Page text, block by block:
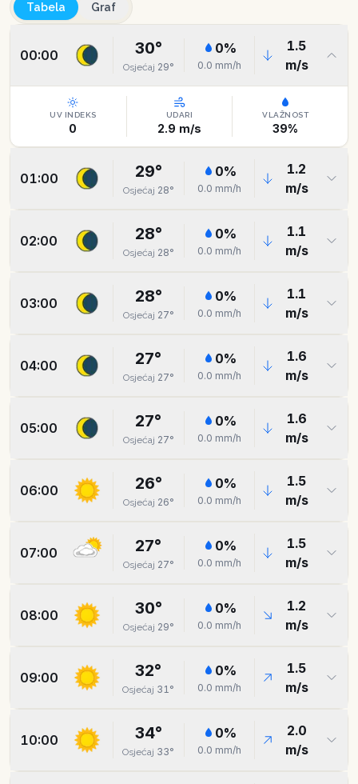
Tabela
Graf
00:00 30°
Osjećaj 29°
0%
0.0 mm/h
1.5
m/s
UV INDEKS
0
UDARI
2.9 m/s
VLAŽNOST
39%
01:00 29°
Osjećaj 28°
0%
0.0 mm/h
1.2
m/s
02:00 28°
Osjećaj 28°
0%
0.0 mm/h
1.1
m/s
03:00 28°
Osjećaj 27°
0%
0.0 mm/h
1.1
m/s
04:00 27°
Osjećaj 27°
0%
0.0 mm/h
1.6
m/s
05:00 27°
Osjećaj 27°
0%
0.0 mm/h
1.6
m/s
06:00 26°
Osjećaj 26°
0%
0.0 mm/h
1.5
m/s
07:00 27°
Osjećaj 27°
0%
0.0 mm/h
1.5
m/s
08:00 30°
Osjećaj 29°
0%
0.0 mm/h
1.2
m/s
09:00 32°
Osjećaj 31°
0%
0.0 mm/h
1.5
m/s
10:00 34°
Osjećaj 33°
0%
0.0 mm/h
2.0
m/s